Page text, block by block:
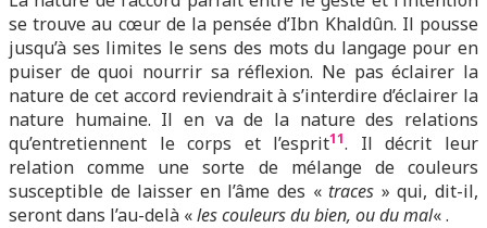
se trouve au cœur de la pensée d’Ibn Khaldûn. Il pousse
jusqu’à ses limites le sens des mots du langage pour en
puiser de quoi nourrir sa réflexion. Ne pas éclairer la
nature de cet accord reviendrait à s’interdire d’éclairer la
nature humaine. Il en va de la nature des relations
qu’entretiennent le corps et l’esprit11. Il décrit leur
relation comme une sorte de mélange de couleurs
susceptible de laisser en l’âme des « traces » qui, dit-il,
seront dans l’au-delà «les couleurs du bien, ou du mal« .